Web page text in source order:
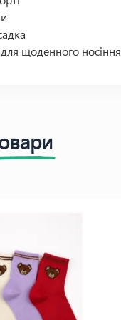
для щоденного носіння